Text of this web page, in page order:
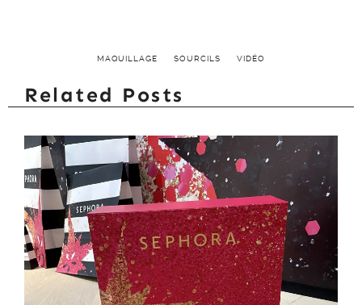
MAQUILLAGE SOURCILS VIDÉO
Related Posts